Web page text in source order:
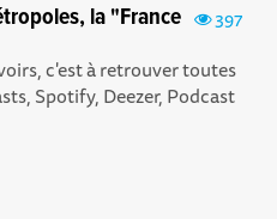
397
la "France
c'est à retrouver toutes
, Spotify , Deezer , Podcast